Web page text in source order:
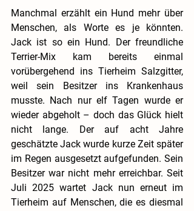
Manchmal erzählt ein Hund mehr über
Menschen, als Worte es je könnten.
Jack ist so ein Hund. Der freundliche
Terrier-Mix kam bereits einmal
vorübergehend ins Tierheim Salzgitter,
weil sein Besitzer ins Krankenhaus
musste. Nach nur elf Tagen wurde er
wieder abgeholt – doch das Glück hielt
nicht lange. Der auf acht Jahre
geschätzte Jack wurde kurze Zeit später
im Regen ausgesetzt aufgefunden. Sein
Besitzer war nicht mehr erreichbar. Seit
Juli 2025 wartet Jack nun erneut im
Tierheim auf Menschen, die es diesmal